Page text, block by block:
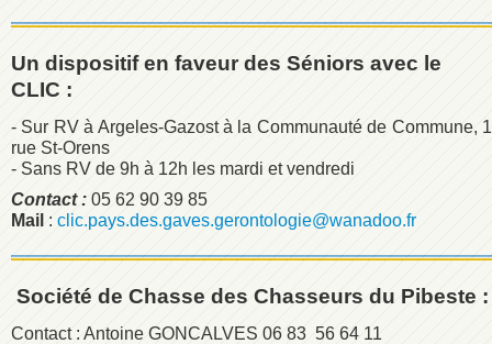
Un dispositif en faveur des Séniors avec le
CLIC :
- Sur RV à Argeles-Gazost à la Communauté de Commune, 1
rue St-Orens
- Sans RV de 9h à 12h les mardi et vendredi
Contact : 05 62 90 39 85
Mail : clic.pays.des.gaves.gerontologie@wanadoo.fr
Société de Chasse des Chasseurs du Pibeste :
Contact : Antoine GONCALVES 06 83 56 64 11